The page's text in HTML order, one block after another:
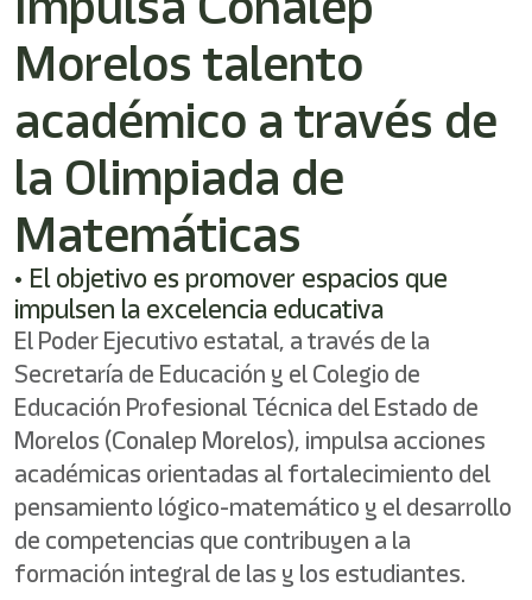
Este
acceso
directo
lector
pantalla
para
ayudarle
navegar
interactuar
contenido.
Morelos talento
académico a través de
la Olimpiada de
Matemáticas
• El objetivo es promover espacios que
impulsen la excelencia educativa
El Poder Ejecutivo estatal, a través de la
Secretaría de Educación y el Colegio de
Educación Profesional Técnica del Estado de
Morelos (Conalep Morelos), impulsa acciones
académicas orientadas al fortalecimiento del
pensamiento lógico-matemático y el desarrollo
de competencias que contribuyen a la
formación integral de las y los estudiantes.